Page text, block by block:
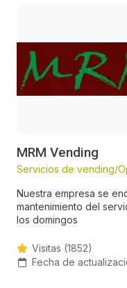
MRM Vending
Servicios de vending/
Nuestra empresa se
mantenimiento del
los domingos
Visitas (1852)
Fecha de